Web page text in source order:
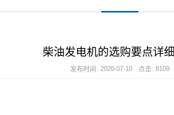
柴油发电机的选购要点详
发布时间: 2020-07-10 点击: 8109